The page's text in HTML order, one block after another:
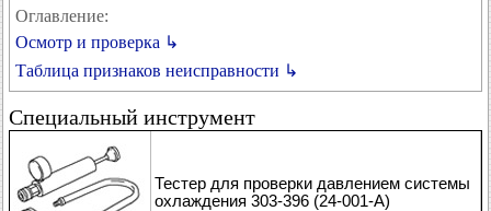
Оглавление:
Осмотр и проверка ↳
Таблица признаков неисправности ↳
Специальный инструмент
Тестер для проверки давлением системы
охлаждения 303-396 (24-001-А)